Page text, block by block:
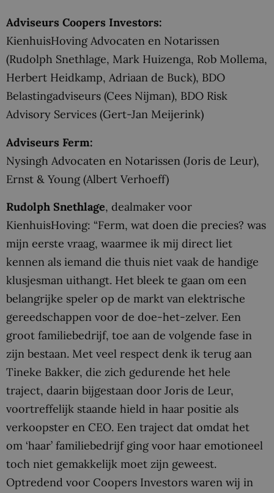
Adviseurs Coopers Investors:
KienhuisHoving Advocaten en Notarissen
(Rudolph Snethlage, Mark Huizenga, Rob Mollema,
Herbert Heidkamp, Adriaan de Buck), BDO
Belastingadviseurs (Cees Nijman), BDO Risk
Advisory Services (Gert-Jan Meijerink)
Adviseurs Ferm:
Nysingh Advocaten en Notarissen (Joris de Leur),
Ernst & Young (Albert Verhoeff)
Rudolph Snethlage, dealmaker voor
KienhuisHoving: “Ferm, wat doen die precies? was
mijn eerste vraag, waarmee ik mij direct liet
kennen als iemand die thuis niet vaak de handige
klusjesman uithangt. Het bleek te gaan om een
belangrijke speler op de markt van elektrische
gereedschappen voor de doe-het-zelver. Een
groot familiebedrijf, toe aan de volgende fase in
zijn bestaan. Met veel respect denk ik terug aan
Tineke Bakker, die zich gedurende het hele
traject, daarin bijgestaan door Joris de Leur,
voortreffelijk staande hield in haar positie als
verkoopster en CEO. Een traject dat omdat het
om ‘haar’ familiebedrijf ging voor haar emotioneel
toch niet gemakkelijk moet zijn geweest.
Optredend voor Coopers Investors waren wij in